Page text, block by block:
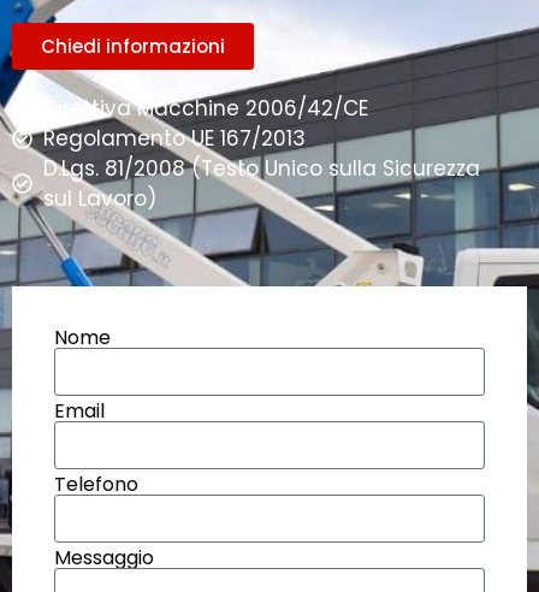
Chiedi informazioni
Direttiva Macchine 2006/42/CE
Regolamento UE 167/2013
D.Lgs. 81/2008 (Testo Unico sulla Sicurezza
sul Lavoro)
Nome
Email
Telefono
Messaggio